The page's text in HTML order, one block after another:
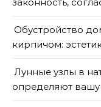
Обустройство
кирпичом:
Лунные узлы в
определяют